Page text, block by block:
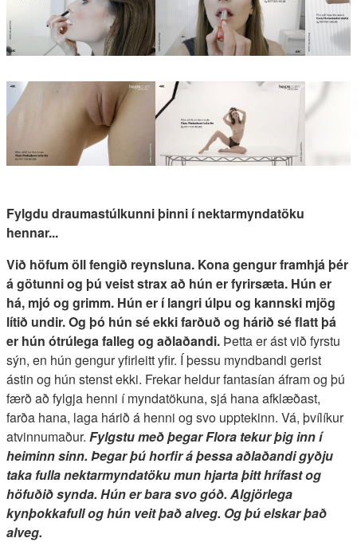
Fylgdu draumastúlkunni þinni í nektarmyndatöku
hennar...
Við höfum öll fengið reynsluna. Kona gengur framhjá þér
á götunni og þú veist strax að hún er fyrirsæta. Hún er
há, mjó og grimm. Hún er í langri úlpu og kannski mjög
lítið undir. Og þó hún sé ekki farðuð og hárið sé flatt þá
er hún ótrúlega falleg og aðlaðandi. Þetta er ást við fyrstu
sýn, en hún gengur yfirleitt yfir. Í þessu myndbandi gerist
ástin og hún stenst ekki. Frekar heldur fantasían áfram og þú
færð að fylgja henni í myndatökuna, sjá hana afklæðast,
farða hana, laga hárið á henni og svo upptekinn. Vá, þvílíkur
atvinnumaður. Fylgstu með þegar Flora tekur þig inn í
heiminn sinn. Þegar þú horfir á þessa aðlaðandi gyðju
taka fulla nektarmyndatöku mun hjarta þitt hrífast og
höfuðið synda. Hún er bara svo góð. Algjörlega
kynþokkafull og hún veit það alveg. Og þú elskar það
alveg.